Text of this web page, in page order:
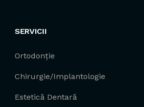
SERVICII
Ortodonție
Chirurgie/Implantologie
Estetică Dentară